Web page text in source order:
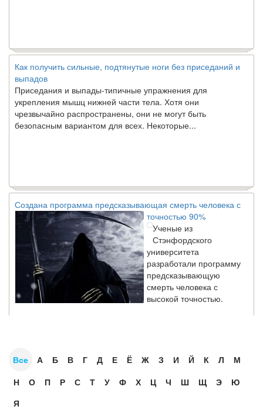
Как получить сильные, подтянутые ноги без приседаний и
выпадов
Приседания и выпады-типичные упражнения для
укрепления мышц нижней части тела. Хотя они
чрезвычайно распространены, они не могут быть
безопасным вариантом для всех. Некоторые...
Создана программа предсказывающая смерть человека с
точностью 90%
Ученые из
Стэнфордского
университета
разработали программу
предсказывающую
смерть человека с
высокой точностью.
Глава Минздрава РФ
опровергла
Все А Б В Г Д Е Ё Ж З И Й К Л
М
Н
О П Р С Т У Ф Х Ц Ч Ш Щ Э
Ю
Я